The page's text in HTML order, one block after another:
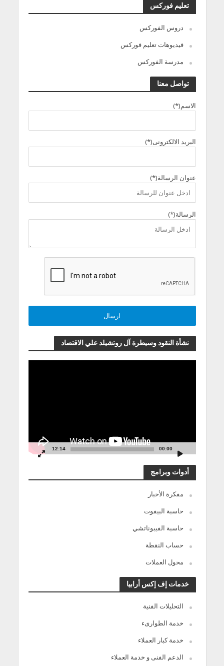
تعليم فوركس
دروس الفوركس
فيديوهات تعليم فوركس
مدرسة الفوركس
تواصل معنا
الاسم(*)
البريد الالكترونى(*)
عنوان الرسالة(*)
الرسالة(*)
نشأة النقود وسيطرة آل روتشيلد علي الاقتصاد
00:00
12:14
أدوات وبرامج
مفكرة الأخبار
حاسبة البيفوت
حاسبة الفيبوناتشي
حساب النقطة
محول العملات
خدمات إف إكس أرابيا
التحليلات الفنية
خدمة الطوارىء
خدمة كبار العملاء
الدعم الفنى و خدمة العملاء